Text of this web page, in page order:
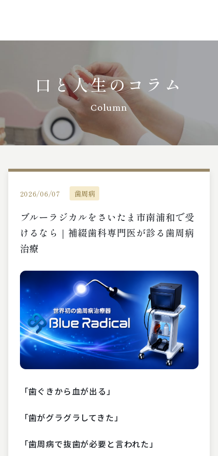
口と人生のコラム
Column
2026/06/07 歯周病
ブルーラジカルをさいたま市南浦和で受
けるなら｜補綴歯科専門医が診る歯周病
治療
「歯ぐきから血が出る」
「歯がグラグラしてきた」
「歯周病で抜歯が必要と言われた」